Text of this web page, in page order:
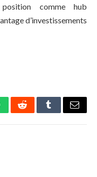
comme hub
d’investissements
RedditTumblrEmail